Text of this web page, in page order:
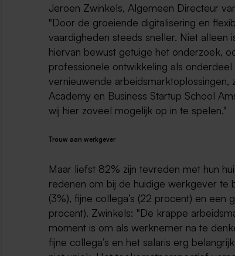
Jeroen Zwinkels, Algemeen Directeur
"Door de groeiende digitalisering en
vaardigheden steeds sneller. Niet alleen
hiervan bewust getuige het onderzoek,
professionele ontwikkeling als
vernieuwende arbeidsmarktoplossingen,
Academy en Business Startup School
wij hier zoveel mogelijk op in te spelen."
Trouw aan werkgever
Maar liefst 82% zijn tevreden met hun
redenen om bij de huidige werkgever te
(3%), fijne collega’s (22 procent) en
procent). Zwinkels: "De krappe
moment is om als werknemer na te
fijne collega’s en het salaris erg